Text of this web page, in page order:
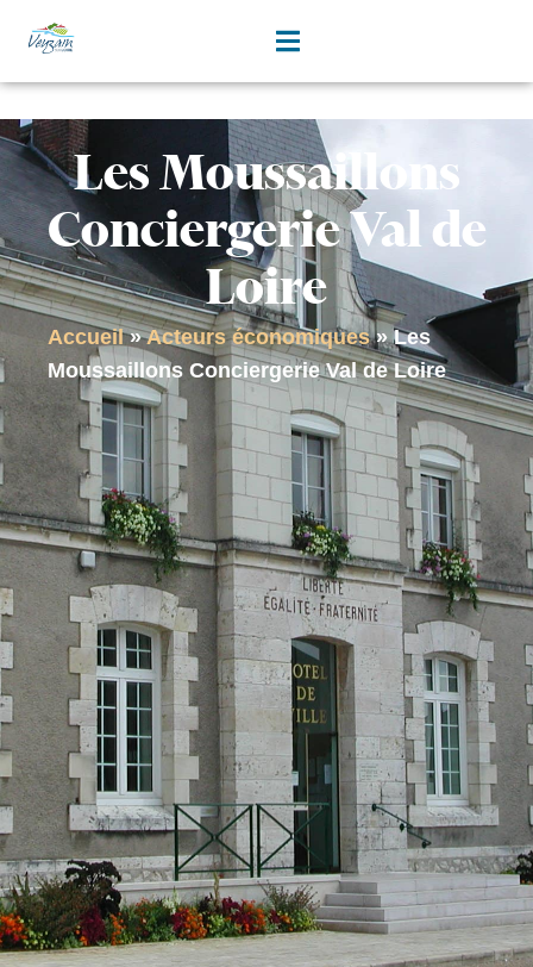
principal
Les Moussaillons
Conciergerie Val de
Loire
Accueil»Acteurs économiques»Les
Moussaillons Conciergerie Val de Loire